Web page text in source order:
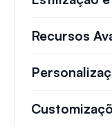
Recursos